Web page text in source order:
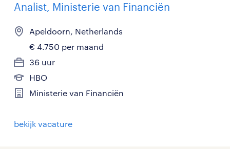
Analist, Ministerie van Financiën
Apeldoorn, Netherlands
€ 4.750 per maand
36 uur
HBO
Ministerie van Financiën
bekijk vacature